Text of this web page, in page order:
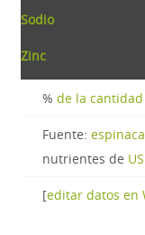
Sodio
Zinc
% de la
Fuente:
nutrientes de
[editar datos en